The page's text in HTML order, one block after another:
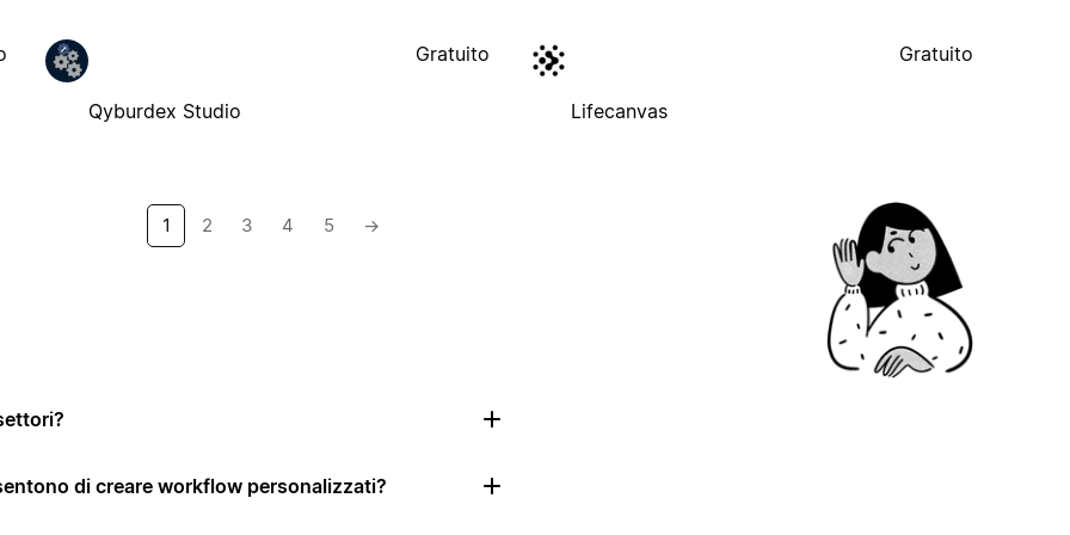
Qyburdex Studio
Gratuito
Lifecanvas
Gratuito
1 2 3 4 5 →
di creare workflow personalizzati?